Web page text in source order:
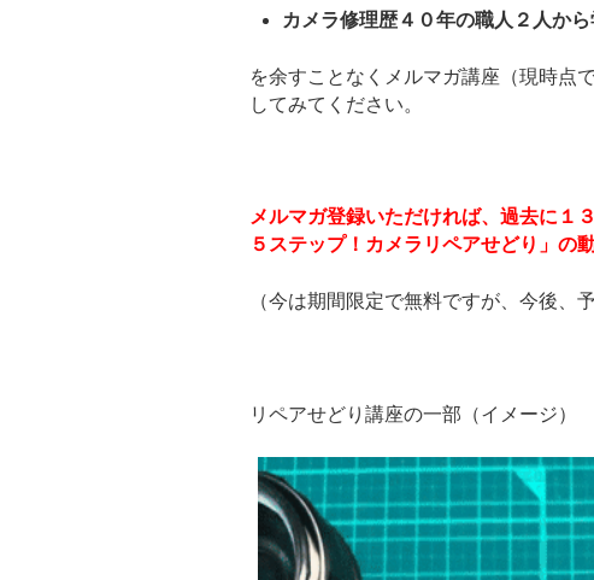
カメラ修理歴４０年の職人２人か
を余すことなくメルマガ講座（現時点
してみてください。
メルマガ登録いただければ、過去に１
５ステップ！カメラリペアせどり」の
（今は期間限定で無料ですが、今後、
リペアせどり講座の一部（イメージ）